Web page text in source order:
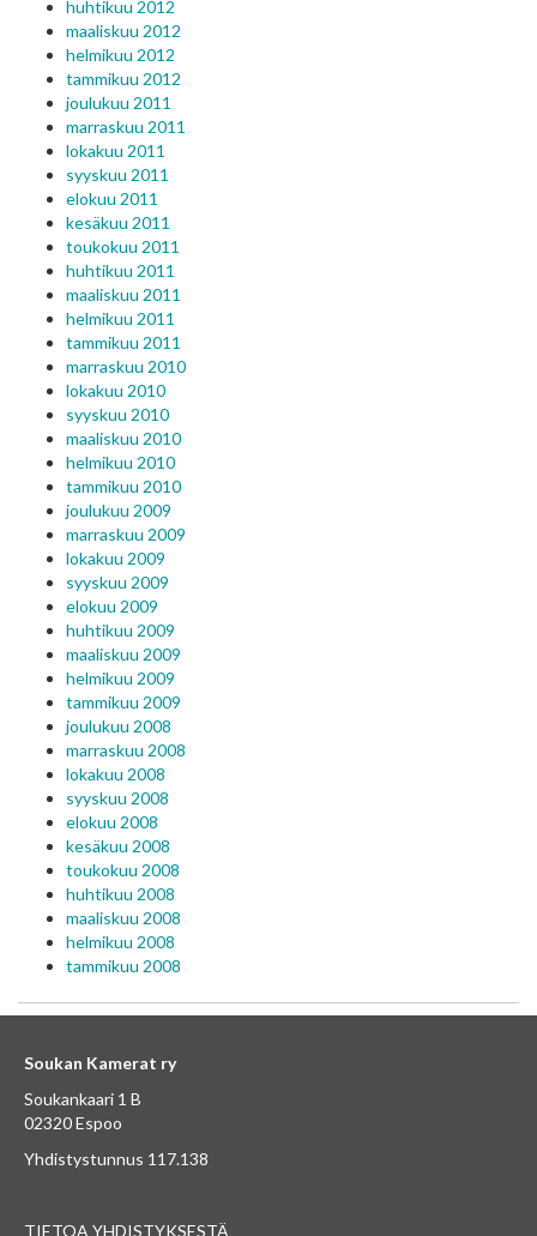
huhtikuu 2012
maaliskuu 2012
helmikuu 2012
tammikuu 2012
joulukuu 2011
marraskuu 2011
lokakuu 2011
syyskuu 2011
elokuu 2011
kesäkuu 2011
toukokuu 2011
huhtikuu 2011
maaliskuu 2011
helmikuu 2011
tammikuu 2011
marraskuu 2010
lokakuu 2010
syyskuu 2010
maaliskuu 2010
helmikuu 2010
tammikuu 2010
joulukuu 2009
marraskuu 2009
lokakuu 2009
syyskuu 2009
elokuu 2009
huhtikuu 2009
maaliskuu 2009
helmikuu 2009
tammikuu 2009
joulukuu 2008
marraskuu 2008
lokakuu 2008
syyskuu 2008
elokuu 2008
kesäkuu 2008
toukokuu 2008
huhtikuu 2008
maaliskuu 2008
helmikuu 2008
tammikuu 2008
Soukan Kamerat ry
Soukankaari 1 B
02320 Espoo
Yhdistystunnus 117.138
TIETOA YHDISTYKSESTÄ